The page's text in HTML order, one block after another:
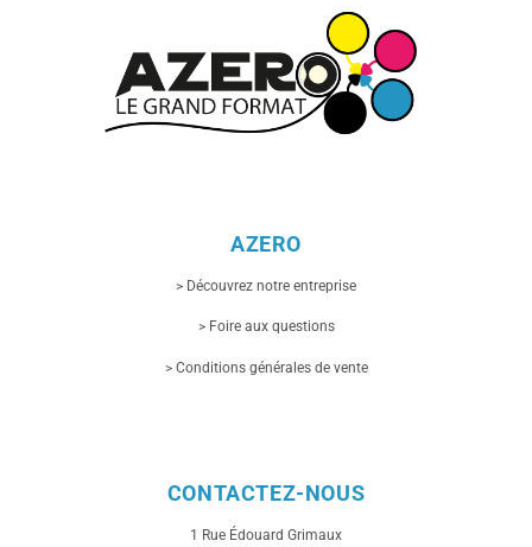
AZERO
> Découvrez notre entreprise
> Foire aux questions
> Conditions générales de vente
CONTACTEZ-NOUS
1 Rue Édouard Grimaux